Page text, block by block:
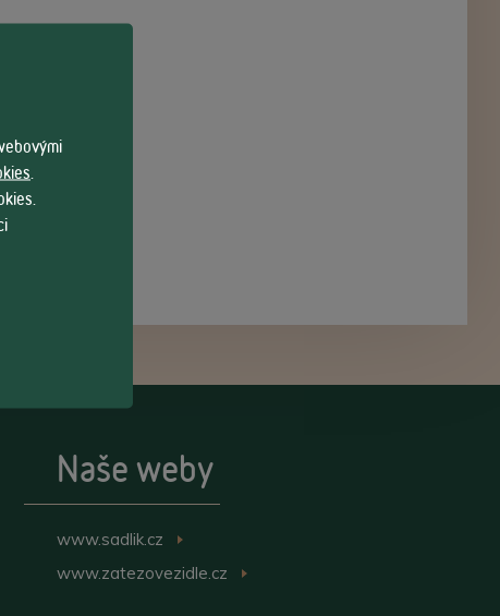
Naše weby
www.sadlik.cz
www.zatezovezidle.cz
.